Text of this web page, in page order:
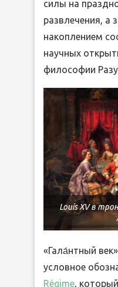
силы на
развлечения, а
накоплением
научных
философии
Louis XV в
«Гала́нтный
условное
Régime,